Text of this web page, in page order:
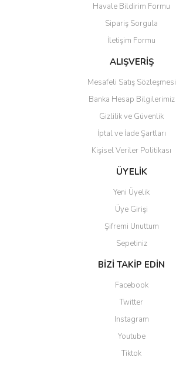
Ürün bilgilerinde hatalar bulunuyor.
Ürün fiyatı diğer sitelerden daha pahalı.
Bu ürüne benzer farklı alternatifler olmalı.
Gönder
Havale Bildirim Formu
Sipariş Sorgula
İletişim Formu
ALIŞVERİŞ
Mesafeli Satış Sözleşmesi
Banka Hesap Bilgilerimiz
Gizlilik ve Güvenlik
İptal ve İade Şartları
Kişisel Veriler Politikası
ÜYELİK
Yeni Üyelik
Üye Girişi
Şifremi Unuttum
Sepetiniz
BİZİ TAKİP EDİN
Facebook
Twitter
Instagram
Youtube
Tiktok